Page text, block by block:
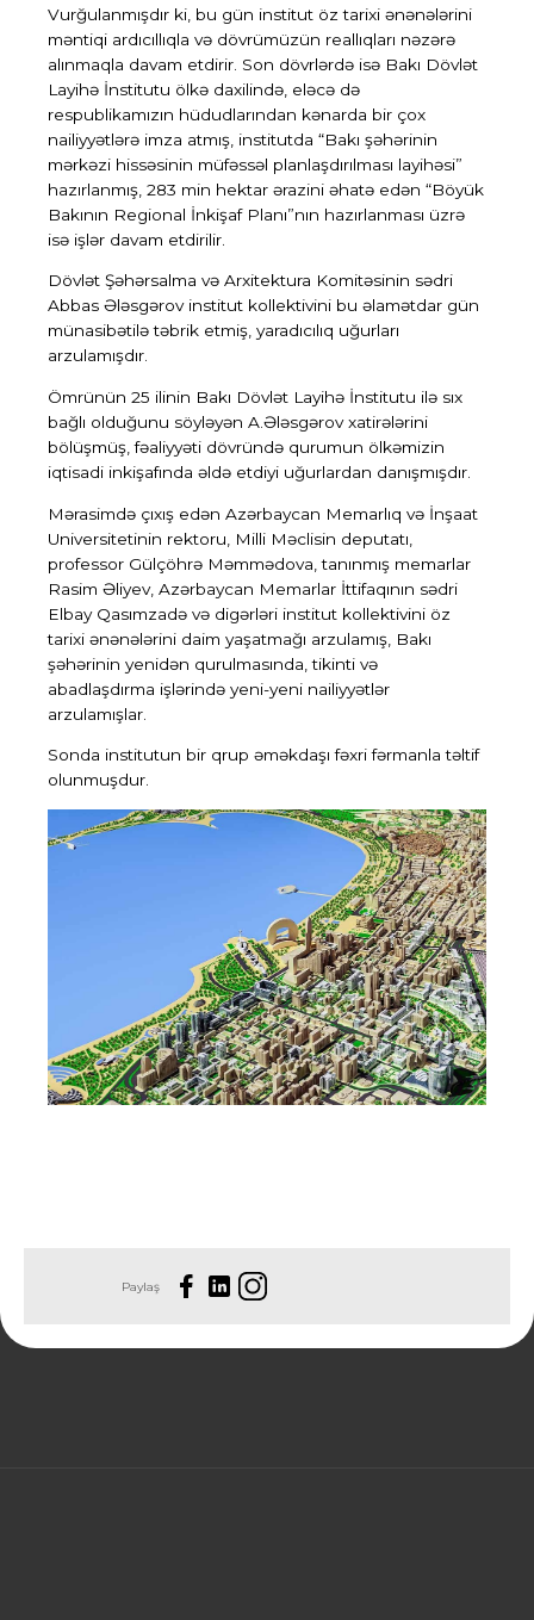
Vurğulanmışdır ki, bu gün institut öz tarixi ənənələrini
məntiqi ardıcıllıqla və dövrümüzün reallıqları nəzərə
alınmaqla davam etdirir. Son dövrlərdə isə Bakı Dövlət
Layihə İnstitutu ölkə daxilində, eləcə də
respublikamızın hüdudlarından kənarda bir çox
nailiyyətlərə imza atmış, institutda “Bakı şəhərinin
mərkəzi hissəsinin müfəssəl planlaşdırılması layihəsi”
hazırlanmış, 283 min hektar ərazini əhatə edən “Böyük
Bakının Regional İnkişaf Planı”nın hazırlanması üzrə
isə işlər davam etdirilir.
Dövlət Şəhərsalma və Arxitektura Komitəsinin sədri
Abbas Ələsgərov institut kollektivini bu əlamətdar gün
münasibətilə təbrik etmiş, yaradıcılıq uğurları
arzulamışdır.
Ömrünün 25 ilinin Bakı Dövlət Layihə İnstitutu ilə sıx
bağlı olduğunu söyləyən A.Ələsgərov xatirələrini
bölüşmüş, fəaliyyəti dövründə qurumun ölkəmizin
iqtisadi inkişafında əldə etdiyi uğurlardan danışmışdır.
Mərasimdə çıxış edən Azərbaycan Memarlıq və İnşaat
Universitetinin rektoru, Milli Məclisin deputatı,
professor Gülçöhrə Məmmədova, tanınmış memarlar
Rasim Əliyev, Azərbaycan Memarlar İttifaqının sədri
Elbay Qasımzadə və digərləri institut kollektivini öz
tarixi ənənələrini daim yaşatmağı arzulamış, Bakı
şəhərinin yenidən qurulmasında, tikinti və
abadlaşdırma işlərində yeni-yeni nailiyyətlər
arzulamışlar.
Sonda institutun bir qrup əməkdaşı fəxri fərmanla təltif
olunmuşdur.
Paylaş